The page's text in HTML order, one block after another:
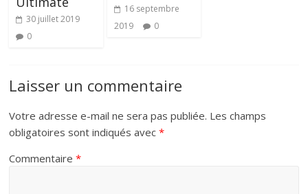
30 juillet 2019
0
16 septembre
2019
0
Laisser un commentaire
Votre adresse e-mail ne sera pas publiée. Les champs
obligatoires sont indiqués avec*
Commentaire*